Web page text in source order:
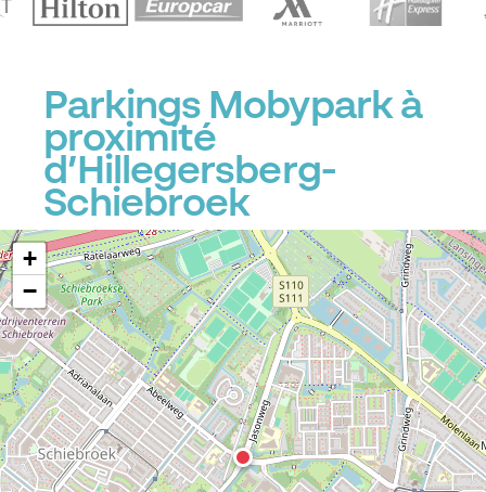
Parkings Mobypark à
proximité
d’Hillegersberg-
Schiebroek
+
−